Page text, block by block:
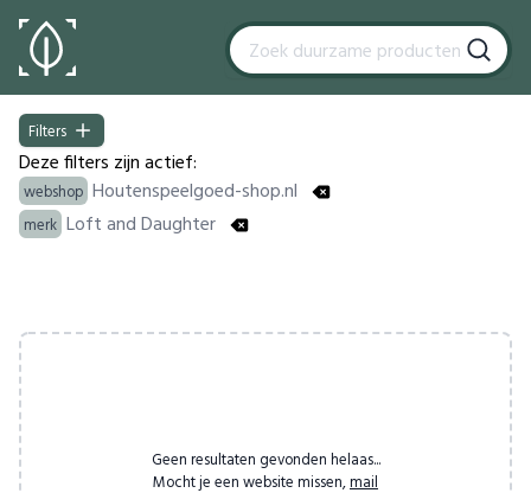
Filters
Filters
Deze filters zijn actief:
webshop Houtenspeelgoed-shop.nl
merk Loft and Daughter
Geen resultaten gevonden helaas...
Mocht je een website missen, mail